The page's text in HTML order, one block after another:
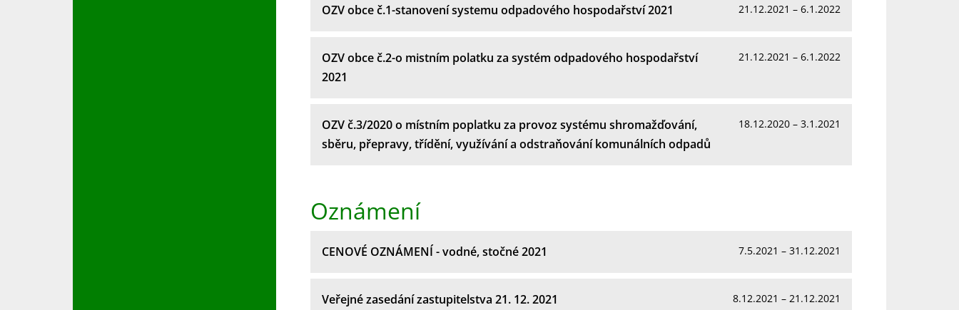
OZV obce č.1-stanovení systemu odpadového hospodařství 2021 21.12.2021 – 6.1.2022
OZV obce č.2-o mistním polatku za systém odpadového hospodařství
2021
21.12.2021 – 6.1.2022
OZV č.3/2020 o místním poplatku za provoz systému shromažďování,
sběru, přepravy, třídění, využívání a odstraňování komunálních odpadů
18.12.2020 – 3.1.2021
Oznámení
CENOVÉ OZNÁMENÍ - vodné, stočné 2021 7.5.2021 – 31.12.2021
Veřejné zasedání zastupitelstva 21. 12. 2021 8.12.2021 – 21.12.2021